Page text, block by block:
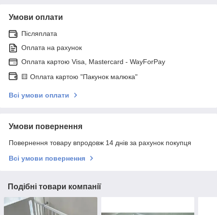
Умови оплати
Післяплата
Оплата на рахунок
Оплата картою Visa, Mastercard - WayForPay
🟨 Оплата картою "Пакунок малюка"
Всі умови оплати
Умови повернення
Повернення товару впродовж 14 днів за рахунок покупця
Всі умови повернення
Подібні товари компанії